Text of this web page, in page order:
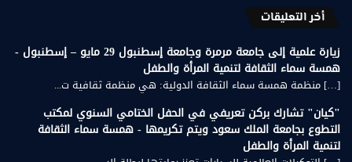
أخر التعليقات
زيارة علمية إلى جامعة مرمرة وجامعة إسطنبول 29 مايو – إسطنبول -
همسة سماء الثقافة لتنمية المرأة والطفل
[…] منظمة همسة سماء الثقافة الدولية: هي منظمة ثقافية ت...
"كيان" تشارك بركن تعريفي في الحفل الختامي السنوي لمكتب
التطوع بجامعة الملك سعود ويتم تكريمها - همسة سماء الثقافة
لتنمية المرأة والطفل